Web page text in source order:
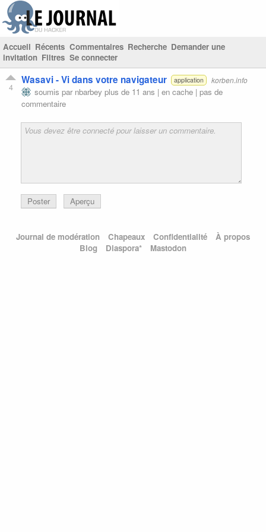
Accueil Récents Commentaires Recherche Demander une
invitation Filtres Se connecter
4
Wasavi - Vi dans votre navigateur application korben.info
soumis par nbarbey plus de 11 ans | en cache | pas de
commentaire
Poster Aperçu
Journal de modération Chapeaux Confidentialité
À propos
Blog
Diaspora* Mastodon